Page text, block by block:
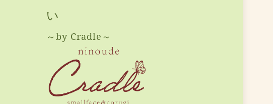
い
～by Cradle～